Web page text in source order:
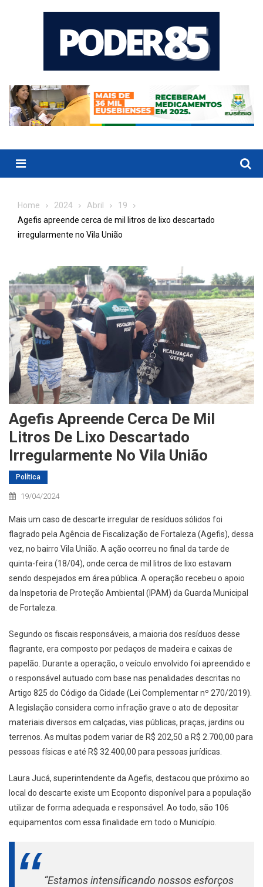
Menu
Home 2024 Abril
19
Agefis apreende cerca de mil litros de lixo descartado
irregularmente no Vila União
Agefis Apreende Cerca De Mil
Litros De Lixo Descartado
Irregularmente No Vila União
Política
19/04/2024
Mais um caso de descarte irregular de resíduos sólidos foi
flagrado pela Agência de Fiscalização de Fortaleza (Agefis), dessa
vez, no bairro Vila União. A ação ocorreu no final da tarde de
quinta-feira (18/04), onde cerca de mil litros de lixo estavam
sendo despejados em área pública. A operação recebeu o apoio
da Inspetoria de Proteção Ambiental (IPAM) da Guarda Municipal
de Fortaleza.
Segundo os fiscais responsáveis, a maioria dos resíduos desse
flagrante, era composto por pedaços de madeira e caixas de
papelão. Durante a operação, o veículo envolvido foi apreendido e
o responsável autuado com base nas penalidades descritas no
Artigo 825 do Código da Cidade (Lei Complementar nº 270/2019).
A legislação considera como infração grave o ato de depositar
materiais diversos em calçadas, vias públicas, praças, jardins ou
terrenos. As multas podem variar de R$ 202,50 a R$ 2.700,00 para
pessoas físicas e até R$ 32.400,00 para pessoas jurídicas.
Laura Jucá, superintendente da Agefis, destacou que próximo ao
local do descarte existe um Ecoponto disponível para a população
utilizar de forma adequada e responsável. Ao todo, são 106
equipamentos com essa finalidade em todo o Município.
“Estamos intensificando nossos esforços